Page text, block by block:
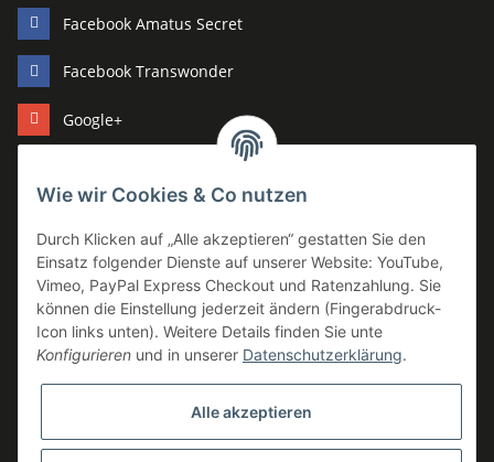
Facebook Amatus Secret
Facebook Transwonder
Google+
Hersteller
Amatus Secret
Bijoux Indiscrets
Wie wir Cookies & Co nutzen
Durch Klicken auf „Alle akzeptieren“ gestatten Sie den
Einsatz folgender Dienste auf unserer Website: YouTube,
Vimeo, PayPal Express Checkout und Ratenzahlung. Sie
können die Einstellung jederzeit ändern (Fingerabdruck-
Icon links unten). Weitere Details finden Sie unte
Konfigurieren und in unserer Datenschutzerklärung.
Alle akzeptieren